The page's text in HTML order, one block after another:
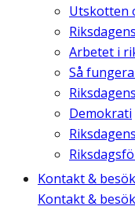
Utskotten
Arbetet i
Så
Demokrati
Kontakt & besök
Kontakt & besök